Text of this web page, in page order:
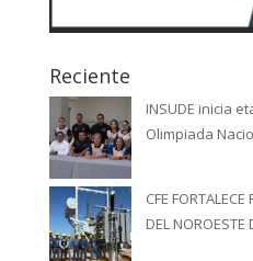
Reciente
INSUDE inicia
Olimpiada
CFE FORTALECE
DEL NOROESTE